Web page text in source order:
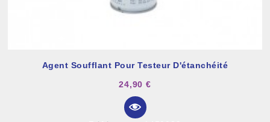
Agent Soufflant Pour Testeur D'étanchéité
24,90 €